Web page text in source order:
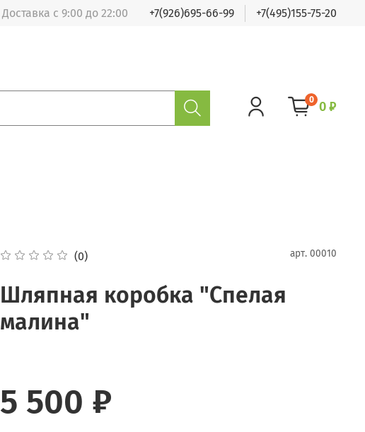
Доставка с 9:00 до 22:00 +7(926)695-66-99 +7(495)155-75-20
0 0 ₽
(0) арт. 00010
Шляпная коробка "Спелая
малина"
5 500 ₽